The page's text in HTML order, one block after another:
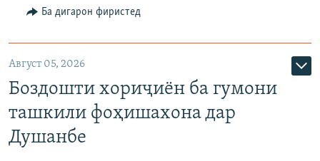
Ба дигарон фиристед
Август 05, 2026
Боздошти хориҷиён ба гумони
ташкили фоҳишахона дар
Душанбе